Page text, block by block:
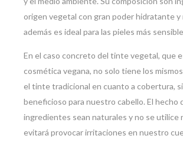
origen vegetal con gran poder hidratante
además es ideal para las pieles más
En el caso concreto del tinte vegetal, que
cosmética vegana, no solo tiene los
el tinte tradicional en cuanto a cobertura,
beneficioso para nuestro cabello. El hecho
ingredientes sean naturales y no se utilice
evitará provocar irritaciones en nuestro